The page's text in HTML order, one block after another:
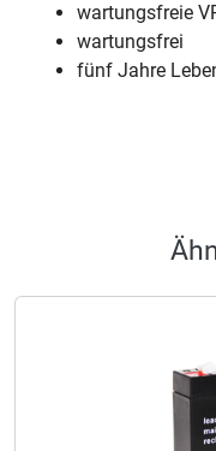
wartungsfreie
wartungsfrei
fünf Jahre